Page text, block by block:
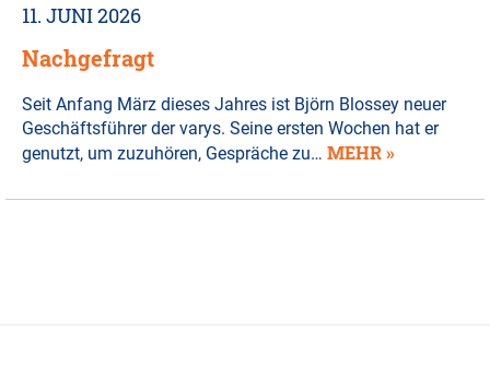
11. JUNI 2026
Nachgefragt
Seit Anfang März dieses Jahres ist Björn Blossey neuer
Geschäftsführer der varys. Seine ersten Wochen hat er
genutzt, um zuzuhören, Gespräche zu… MEHR »